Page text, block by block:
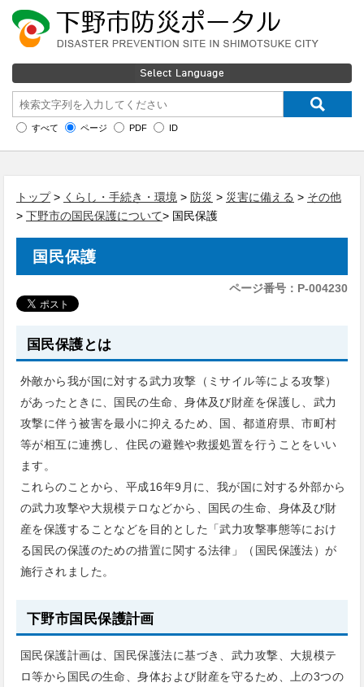
すべて ページ PDF ID
トップ> くらし・手続き・環境 > 防災 > 災害に備える > その他
> 下野市の国民保護について> 国民保護
国民保護
ページ番号：P-004230
国民保護とは
外敵から我が国に対する武力攻撃（ミサイル等による攻撃）
があったときに、国民の生命、身体及び財産を保護し、武力
攻撃に伴う被害を最小に抑えるため、国、都道府県、市町村
等が相互に連携し、住民の避難や救援処置を行うことをいい
ます。
これらのことから、平成16年9月に、我が国に対する外部から
の武力攻撃や大規模テロなどから、国民の生命、身体及び財
産を保護することなどを目的とした「武力攻撃事態等におけ
る国民の保護のための措置に関する法律」（国民保護法）が
施行されました。
下野市国民保護計画
国民保護計画は、国民保護法に基づき、武力攻撃、大規模テ
ロ等から国民の生命、身体および財産を守るため、上の3つの